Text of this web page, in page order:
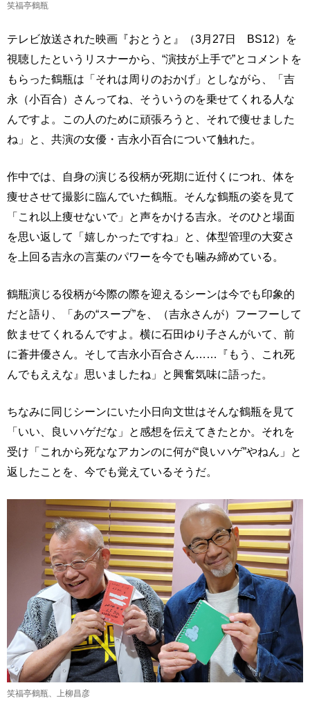
笑福亭鶴瓶
テレビ放送された映画『おとうと』（3月27日 BS12）を
視聴したというリスナーから、“演技が上手で”とコメントを
もらった鶴瓶は「それは周りのおかげ」としながら、「吉
永（小百合）さんってね、そういうのを乗せてくれる人な
んですよ。この人のために頑張ろうと、それで痩せました
ね」と、共演の女優・吉永小百合について触れた。
作中では、自身の演じる役柄が死期に近付くにつれ、体を
痩せさせて撮影に臨んでいた鶴瓶。そんな鶴瓶の姿を見て
「これ以上痩せないで」と声をかける吉永。そのひと場面
を思い返して「嬉しかったですね」と、体型管理の大変さ
を上回る吉永の言葉のパワーを今でも噛み締めている。
鶴瓶演じる役柄が今際の際を迎えるシーンは今でも印象的
だと語り、「あの“スープ”を、（吉永さんが）フーフーして
飲ませてくれるんですよ。横に石田ゆり子さんがいて、前
に蒼井優さん。そして吉永小百合さん……『もう、これ死
んでもええな』思いましたね」と興奮気味に語った。
ちなみに同じシーンにいた小日向文世はそんな鶴瓶を見て
「いい、良いハゲだな」と感想を伝えてきたとか。それを
受け「これから死ななアカンのに何が“良いハゲ”やねん」と
返したことを、今でも覚えているそうだ。
笑福亭鶴瓶、上柳昌彦